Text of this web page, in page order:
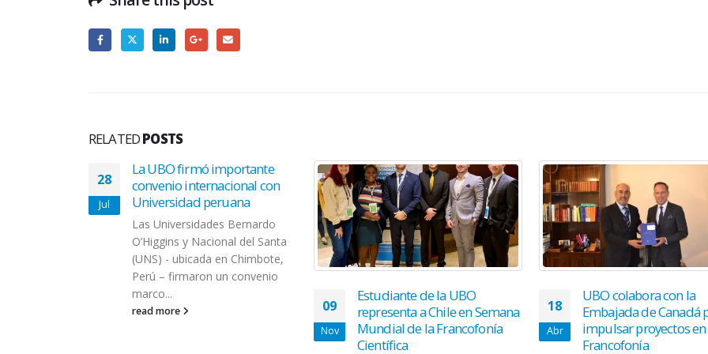
RELATEDPOSTS
28
Jul
La UBO firmó importante
convenio internacional con
Universidad peruana
Las Universidades Bernardo
O’Higgins y Nacional del Santa
(UNS) - ubicada en Chimbote,
Perú – firmaron un convenio
marco...
read more 09
Nov
Estudiante de la UBO
representa a Chile en Semana
Mundial de la Francofonía
Científica
18
Abr
UBO colabora con la
Embajada de Canadá
impulsar proyectos
Francofonía